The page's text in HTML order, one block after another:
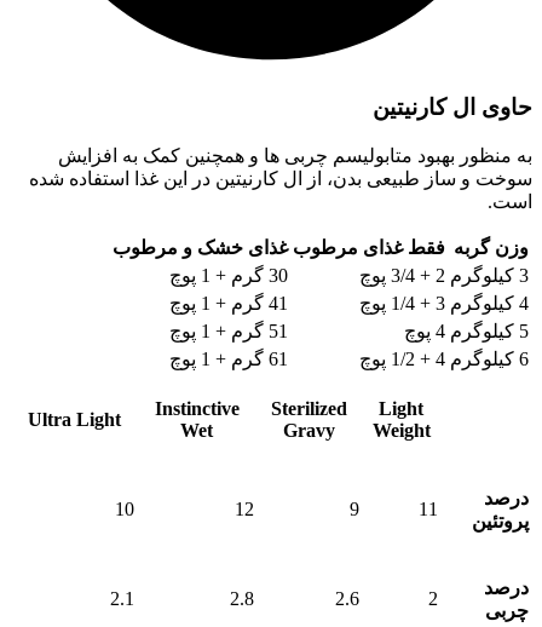
حاوی ال کارنیتین
به منظور بهبود متابولیسم چربی ها و همچنین کمک به افزایش
سوخت و ساز طبیعی بدن، از ال کارنیتین در این غذا استفاده شده
است.
وزن گربه فقط غذای مرطوب غذای خشک و مرطوب
3 کیلوگرم
2 + 3/4 پوچ
30 گرم + 1 پوچ
4 کیلوگرم
3 + 1/4 پوچ
41 گرم + 1 پوچ
5 کیلوگرم
4 پوچ
51 گرم + 1 پوچ
6 کیلوگرم
4 + 1/2 پوچ 61 گرم + 1 پوچ
Light
Weight
Sterilized
Gravy
Instinctive
Wet
Ultra Light
درصد
پروتئین
11
9
12
10
درصد
چربی
2
2.6
2.8
2.1